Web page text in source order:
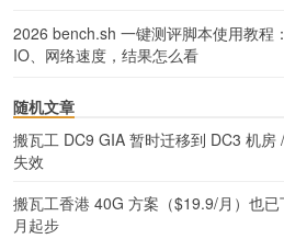
2026 bench.sh 一键测评脚本使用教程
IO、网络速度，结果怎么看
随机文章
搬瓦工 DC9 GIA 暂时迁移到 DC3 机
失效
搬瓦工香港 40G 方案（$19.9/月）也
月起步